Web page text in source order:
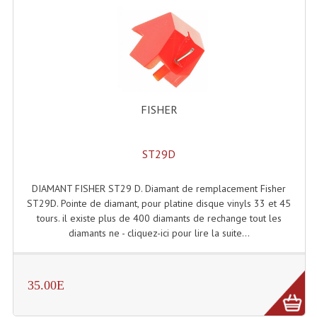
FISHER
ST29D
DIAMANT FISHER ST29 D. Diamant de remplacement Fisher
ST29D. Pointe de diamant, pour platine disque vinyls 33 et 45
tours. il existe plus de 400 diamants de rechange tout les
diamants ne - cliquez-ici pour lire la suite...
35.00E